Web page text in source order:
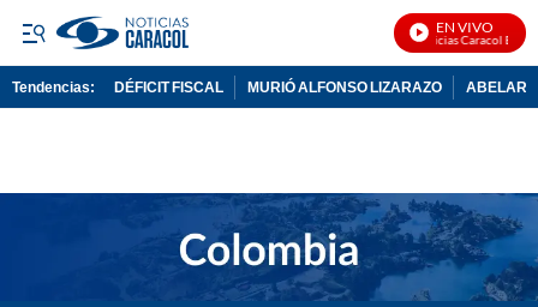
EN VIVO
Noticias Caracol En
Tendencias: DÉFICIT FISCAL MURIÓ ALFONSO LIZARAZO